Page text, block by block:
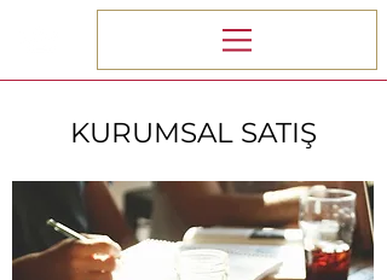
KURUMSAL SATIŞ